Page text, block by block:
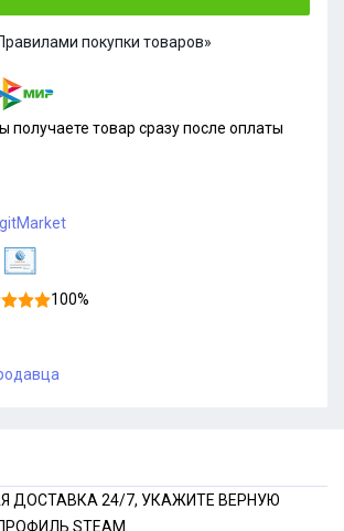
покупки товаров»
получаете товар сразу после оплаты
100%
ДОСТАВКА 24/7, УКАЖИТЕ ВЕРНУЮ
STEAM